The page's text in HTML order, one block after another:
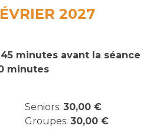
2027
45 minutes avant la séance
minutes
Seniors: 30,00 €
Groupes: 30,00 €